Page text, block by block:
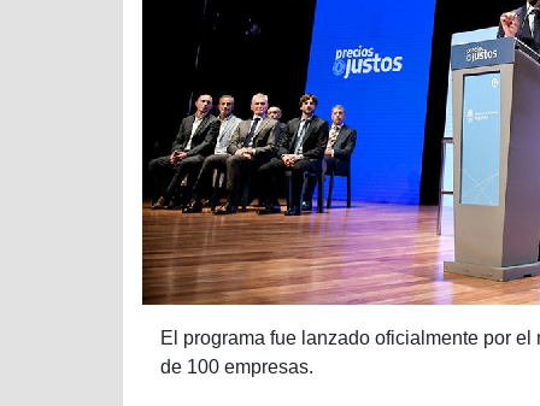
El programa fue lanzado oficialmente por
de 100 empresas.